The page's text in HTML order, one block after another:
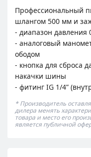
Профессиональный
шлангом 500 мм и
- диапазон давления
- аналоговый
ободом
- кнопка для сброса
накачки шины
- фитинг IG 1/4”
* Производитель
дилера менять
товара и место его
является публичной